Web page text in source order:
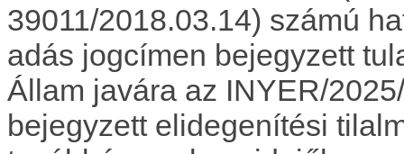
39011/2018.03.14) számú
adás jogcímen bejegyzett
Állam javára az INYER/
bejegyzett elidegenítési